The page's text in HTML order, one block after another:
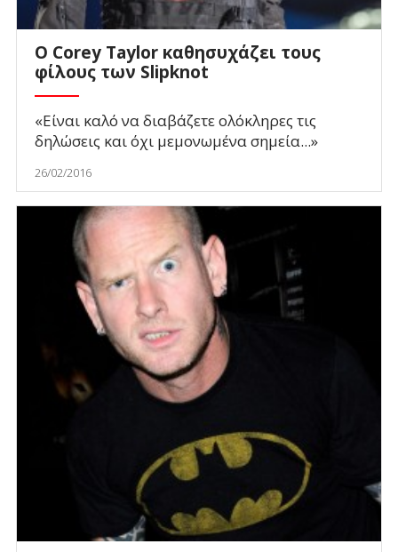
O Corey Taylor καθησυχάζει τους
φίλους των Slipknot
«Είναι καλό να διαβάζετε ολόκληρες τις
δηλώσεις και όχι μεμονωμένα σημεία...»
26/02/2016